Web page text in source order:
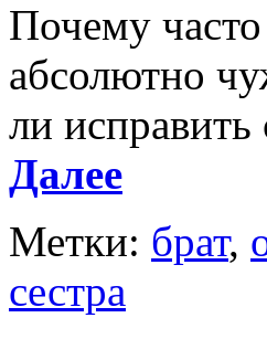
Почему
абсолютно
ли
Далее
Метки: брат,
сестра